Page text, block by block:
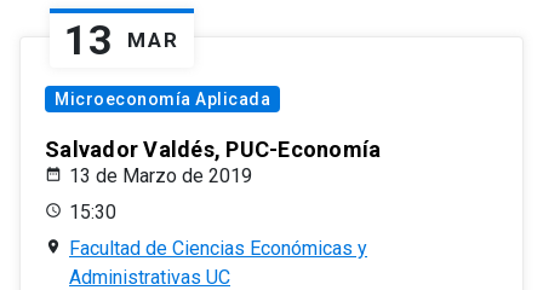
13 MAR
Microeconomía Aplicada
Salvador Valdés, PUC-Economía
13 de Marzo de 2019
15:30
Facultad de Ciencias Económicas y
Administrativas UC